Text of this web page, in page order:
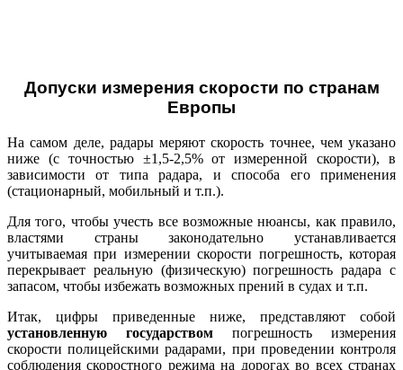
Допуски измерения скорости по странам
Европы
На самом деле, радары меряют скорость точнее, чем указано
ниже (с точностью ±1,5-2,5% от измеренной скорости), в
зависимости от типа радара, и способа его применения
(стационарный, мобильный и т.п.).
Для того, чтобы учесть все возможные нюансы, как правило,
властями страны законодательно устанавливается
учитываемая при измерении скорости погрешность, которая
перекрывает реальную (физическую) погрешность радара с
запасом, чтобы избежать возможных прений в судах и т.п.
Итак, цифры приведенные ниже, представляют собой
установленную государством погрешность измерения
скорости полицейскими радарами, при проведении контроля
соблюдения скоростного режима на дорогах во всех странах